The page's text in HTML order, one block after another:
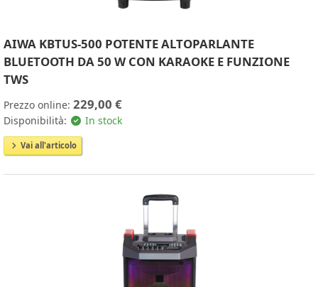
AIWA KBTUS-500 POTENTE ALTOPARLANTE
BLUETOOTH DA 50 W CON KARAOKE E FUNZIONE
TWS
Prezzo online: 229,00 €
Disponibilità: In stock
Vai all'articolo